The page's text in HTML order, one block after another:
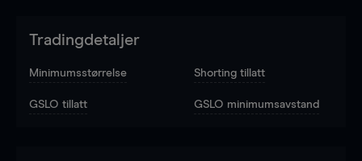
Tradingdetaljer
Minimumsstørrelse Shorting tillatt
GSLO tillatt GSLO minimumsavstand